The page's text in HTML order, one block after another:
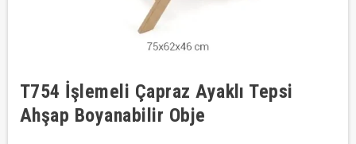
T754 İşlemeli Çapraz Ayaklı Tepsi
Ahşap Boyanabilir Obje